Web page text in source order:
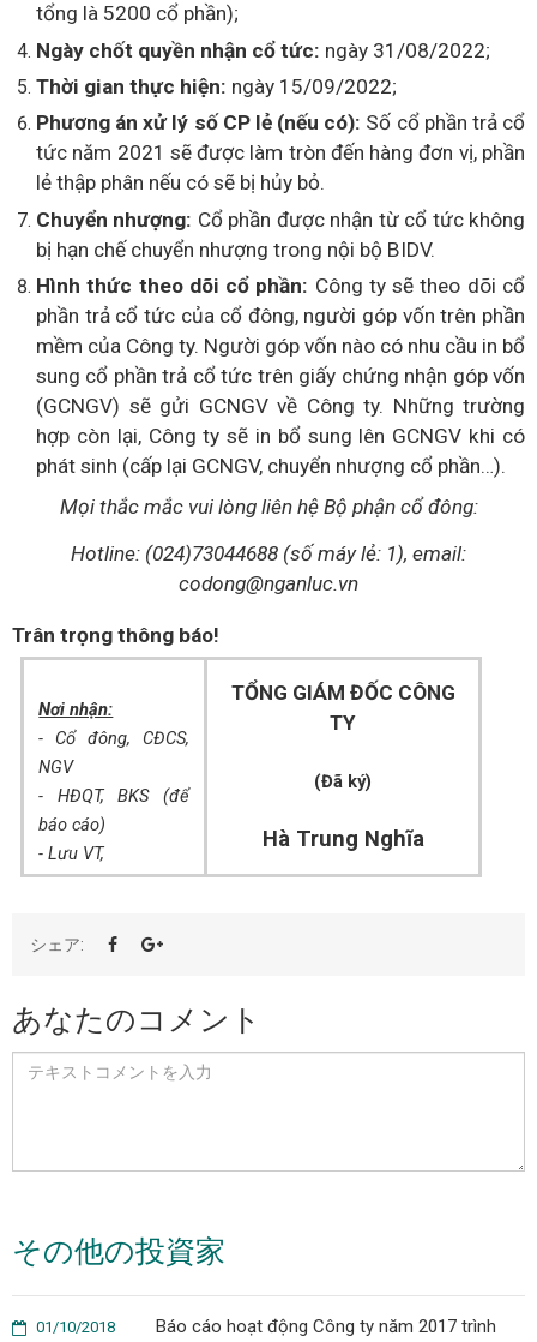
tổng là 5200 cổ phần);
Ngày chốt quyền nhận cổ tức: ngày 31/08/2022;
Thời gian thực hiện: ngày 15/09/2022;
Phương án xử lý số CP lẻ (nếu có): Số cổ phần trả cổ
tức năm 2021 sẽ được làm tròn đến hàng đơn vị, phần
lẻ thập phân nếu có sẽ bị hủy bỏ.
Chuyển nhượng: Cổ phần được nhận từ cổ tức không
bị hạn chế chuyển nhượng trong nội bộ BIDV.
Hình thức theo dõi cổ phần: Công ty sẽ theo dõi cổ
phần trả cổ tức của cổ đông, người góp vốn trên phần
mềm của Công ty. Người góp vốn nào có nhu cầu in bổ
sung cổ phần trả cổ tức trên giấy chứng nhận góp vốn
(GCNGV) sẽ gửi GCNGV về Công ty. Những trường
hợp còn lại, Công ty sẽ in bổ sung lên GCNGV khi có
phát sinh (cấp lại GCNGV, chuyển nhượng cổ phần…).
Mọi thắc mắc vui lòng liên hệ Bộ phận cổ đông:
Hotline: (024)73044688 (số máy lẻ: 1), email:
codong@nganluc.vn
Trân trọng thông báo!
Nơi nhận:
- Cổ đông, CĐCS,
NGV
- HĐQT, BKS (để
báo cáo)
- Lưu VT,
TỔNG GIÁM ĐỐC CÔNG
TY
(Đã ký)
Hà Trung Nghĩa
シェア:
あなたのコメント
その他の投資家
Báo cáo hoạt động Công ty năm 2017 trình
01/10/2018